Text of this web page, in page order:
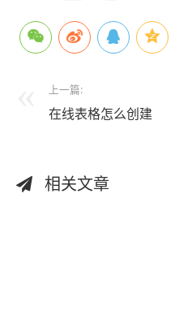
上一篇:
在线表格怎么创建
相关文章